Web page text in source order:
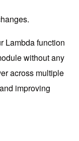
Lambda function
without any
across multiple
improving